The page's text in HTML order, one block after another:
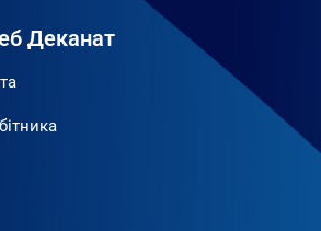
Деканат